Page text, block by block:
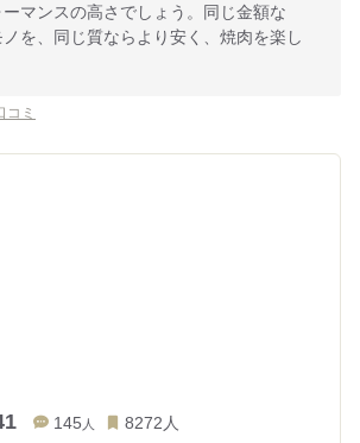
マンスの高さでしょう。同じ金額な
を、同じ質ならより安く、焼肉を楽し
コミ
145 人 8272人